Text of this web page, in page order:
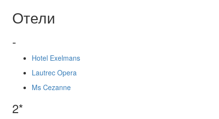
Отели
-
Hotel Exelmans
Lautrec Opera
Ms Cezanne
2*